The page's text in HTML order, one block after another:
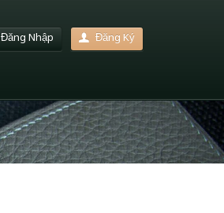
Đăng Nhập Đăng Ký